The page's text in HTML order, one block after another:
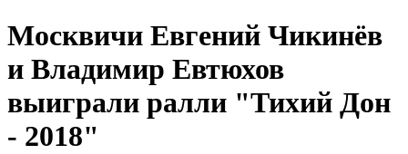
Москвичи Евгений Чикинёв
и Владимир Евтюхов
выиграли ралли "Тихий Дон
- 2018"